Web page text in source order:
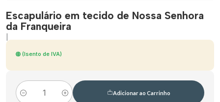
Escapulário em tecido de Nossa Senhora
da Franqueira
(Isento de IVA)
Quantidade
Adicionar ao Carrinho